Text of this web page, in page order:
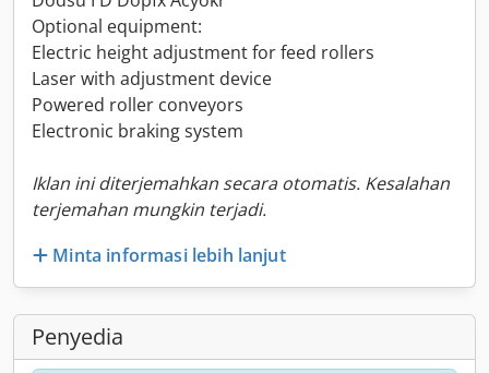
Optional equipment:
Electric height adjustment for feed rollers
Laser with adjustment device
Powered roller conveyors
Electronic braking system
Iklan ini diterjemahkan secara otomatis. Kesalahan
terjemahan mungkin terjadi.
Minta informasi lebih lanjut
Penyedia